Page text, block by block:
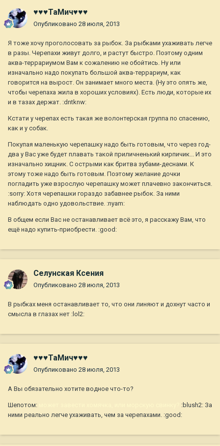
♥♥♥ТаМич♥♥♥
Опубликовано 28 июля, 2013
Я тоже хочу проголосовать за рыбок. За рыбками ухаживать легче
в разы. Черепахи живут долго, и растут быстро. Поэтому одним
аква-террариумом Вам к сожалению не обойтись. Ну или
изначально надо покупать большой аква-террариум, как
говорится на вырост. Он занимает много места. (Ну это опять же,
чтобы черепаха жила в хороших условиях). Есть люди, которые их
и в тазах держат. :dntknw:
Кстати у черепах есть такая же волонтерская группа по спасению,
как и у собак.
Покупая маленькую черепашку надо быть готовым, что через год-
два у Вас уже будет плавать такой приличненький кирпичик... И это
изначально хищник. С острыми как бритва зубами-деснами. К
этому тоже надо быть готовым. Поэтому желание дочки
погладить уже взрослую черепашку может плачевно закончиться.
:sorry: Хотя черепашки гораздо забавнее рыбок. За ними
наблюдать одно удовольствие. :nyam:
В общем если Вас не останавливает всё это, я расскажу Вам, что
ещё надо купить-приобрести. :good:
Селунская Ксения
Опубликовано 28 июля, 2013
В рыбках меня останавливает то, что они линяют и дохнут часто и
смысла в глазах нет :lol2:
♥♥♥ТаМич♥♥♥
Опубликовано 28 июля, 2013
А Вы обязательно хотите водное что-то?
Шепотом:
:blush2: За
ними реально легче ухаживать, чем за черепахами. :good: